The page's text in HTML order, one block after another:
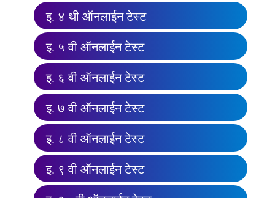
इ. ४ थी ऑनलाईन टेस्ट
इ. ५ वी ऑनलाईन टेस्ट
इ. ६ वी ऑनलाईन टेस्ट
इ. ७ वी ऑनलाईन टेस्ट
इ. ८ वी ऑनलाईन टेस्ट
इ. ९ वी ऑनलाईन टेस्ट